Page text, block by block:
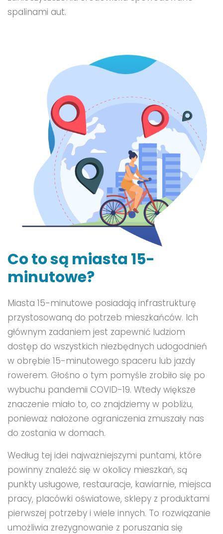
spalinami aut.
Co to są miasta 15-
minutowe?
Miasta 15-minutowe posiadają infrastrukturę
przystosowaną do potrzeb mieszkańców. Ich
głównym zadaniem jest zapewnić ludziom
dostęp do wszystkich niezbędnych udogodnień
w obrębie 15-minutowego spaceru lub jazdy
rowerem. Głośno o tym pomyśle zrobiło się po
wybuchu pandemii COVID-19. Wtedy większe
znaczenie miało to, co znajdziemy w pobliżu,
ponieważ nałożone ograniczenia zmuszały nas
do zostania w domach.
Według tej idei najważniejszymi puntami, które
powinny znaleźć się w okolicy mieszkań, są
punkty usługowe, restauracje, kawiarnie, miejsca
pracy, placówki oświatowe, sklepy z produktami
pierwszej potrzeby i wiele innych. To rozwiązanie
umożliwia zrezygnowanie z poruszania się